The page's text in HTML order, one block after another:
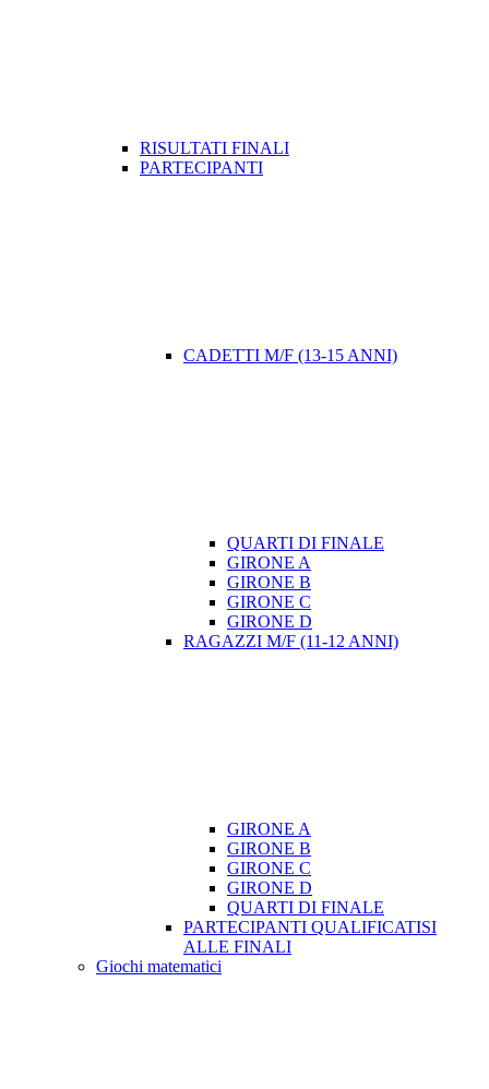
RISULTATI FINALI
PARTECIPANTI
CADETTI M/F (13-15 ANNI)
QUARTI DI FINALE
GIRONE A
GIRONE B
GIRONE C
GIRONE D
RAGAZZI M/F (11-12 ANNI)
GIRONE A
GIRONE B
GIRONE C
GIRONE D
QUARTI DI FINALE
PARTECIPANTI QUALIFICATISI
ALLE FINALI
Giochi matematici